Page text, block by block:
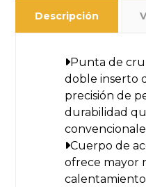
Descripción
Punta de
doble inserto
precisión de
durabilidad
Cuerpo de
ofrece mayor
calentamiento